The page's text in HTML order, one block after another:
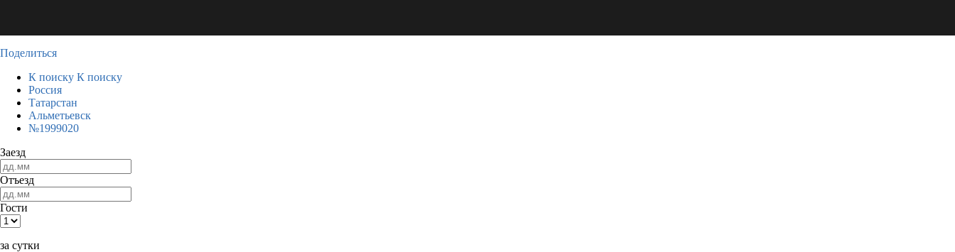
Поделиться
К поиску К поиску
Россия
Татарстан
Альметьевск
№1999020
Заезд
Отъезд
Гости
за сутки